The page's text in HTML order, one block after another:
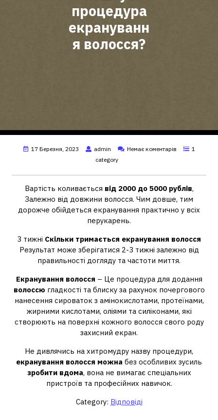
процедура
екрануванн
я волосся?
17 Березня, 2023 admin Немає коментарів
1
category
Вартість коливається від 2000 до 5000 рублів,
Залежно від довжини волосся. Чим довше, тим
дорожче обійдеться екранування практично у всіх
перукарень.
3 тижні Скільки тримається екранування волосся
Результат може зберігатися 2-3 тижні залежно від
правильності догляду та частоти миття.
Екранування волосся – Це процедура для додання
волоссю гладкості та блиску за рахунок почергового
нанесення сироваток з амінокислотами, протеїнами,
жирними кислотами, оліями та силіконами, які
створюють на поверхні кожного волосся свого роду
захисний екран.
Не дивлячись на хитромудру назву процедури,
екранування волосся можна без особливих зусиль
зробити вдома, вона не вимагає спеціальних
пристроїв та професійних навичок.
Category: Відповіді